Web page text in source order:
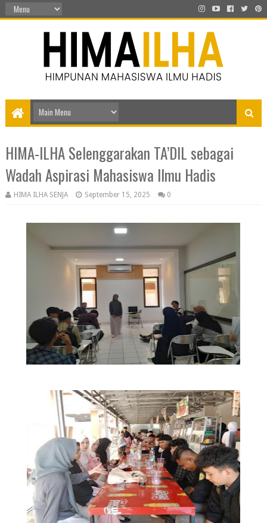
HIMA-ILHA Selenggarakan TA’DIL sebagai
Wadah Aspirasi Mahasiswa Ilmu Hadis
HIMA ILHA SENJA September 15, 2025 0